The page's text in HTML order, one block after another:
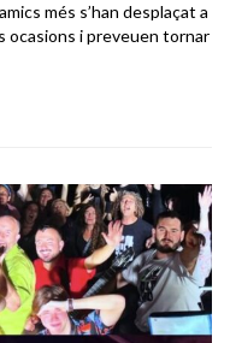
més s’han desplaçat a
ocasions i preveuen tornar